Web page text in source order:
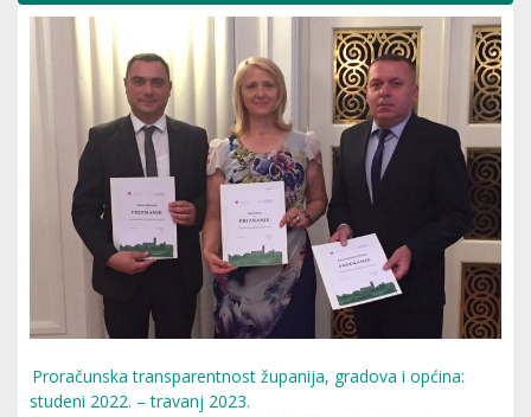
Proračunska transparentnost županija, gradova i općina:
studeni 2022. – travanj 2023.